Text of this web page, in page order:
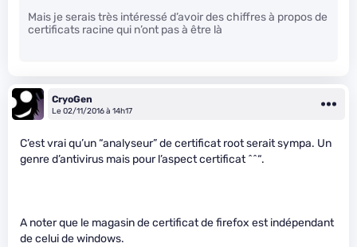
Mais je serais très intéressé d’avoir des chiffres à propos de
certificats racine qui n’ont pas à être là
CryoGen
Le 02/11/2016 à 14h17
C’est vrai qu’un “analyseur” de certificat root serait sympa. Un
genre d’antivirus mais pour l’aspect certificat ^^“.
A noter que le magasin de certificat de firefox est indépendant
de celui de windows.